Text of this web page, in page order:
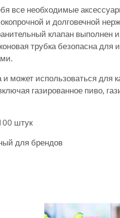
все необходимые
и долговечной
клапан выполнен
трубка безопасна для
может использоваться для
газированное пиво,
штук
для брендов